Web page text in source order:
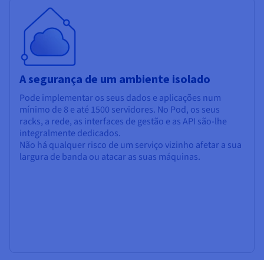
A segurança de um ambiente isolado
Pode implementar os seus dados e aplicações num
mínimo de 8 e até 1500 servidores. No Pod, os seus
racks, a rede, as interfaces de gestão e as API são-lhe
integralmente dedicados.
Não há qualquer risco de um serviço vizinho afetar a sua
largura de banda ou atacar as suas máquinas.